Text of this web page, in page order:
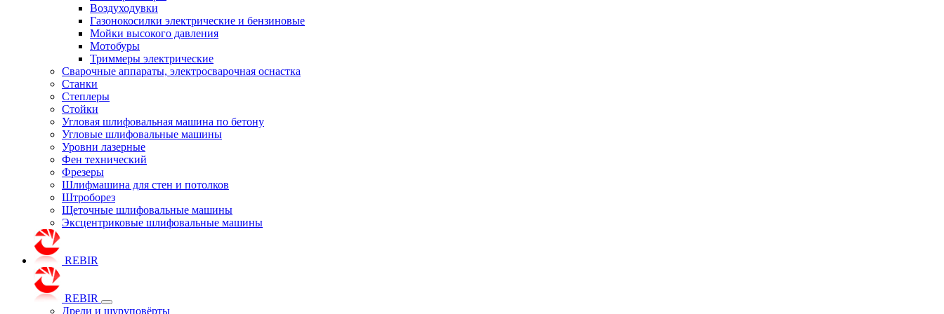
Воздуходувки
Газонокосилки электрические и бензиновые
Мойки высокого давления
Мотобуры
Триммеры электрические
Сварочные аппараты, электросварочная оснастка
Станки
Степлеры
Стойки
Угловая шлифовальная машина по бетону
Угловые шлифовальные машины
Уровни лазерные
Фен технический
Фрезеры
Шлифмашина для стен и потолков
Штроборез
Щеточные шлифовальные машины
Эксцентриковые шлифовальные машины
REBIR
REBIR
Дрели и шуруповёрты